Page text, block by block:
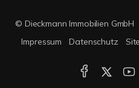
© Dieckmann Immobilien GmbH
Impressum
Datenschutz